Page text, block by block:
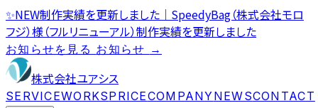
✨NEW制作実績を更新しました｜SpeedyBag（株式会社モロ
フジ）様（フルリニューアル）制作実績を更新しました
お知らせを見る お知らせ →
株式会社ユアシス
SERVICEWORKSPRICECOMPANYNEWSCONTACT